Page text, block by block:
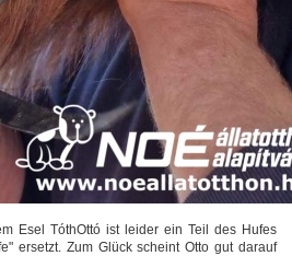
Esel TóthOttó ist leider ein Teil des Hufes
ersetzt. Zum Glück scheint Otto gut darauf